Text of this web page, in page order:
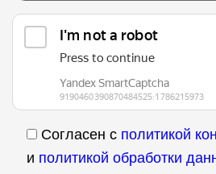
Согласен с политикой
и политикой обработки